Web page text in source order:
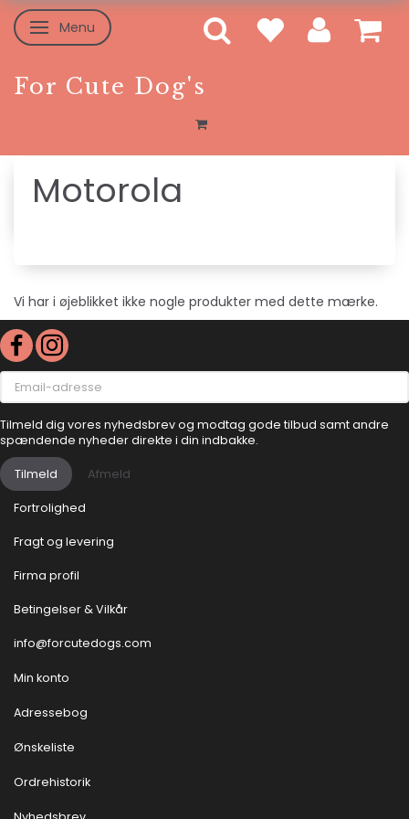
Skifte navigation
Menu
For Cute Dog's
Motorola
Vi har i øjeblikket ikke nogle produkter med dette mærke.
Email-
adresse
Tilmeld dig vores nyhedsbrev og modtag gode tilbud samt andre
spændende nyheder direkte i din indbakke.
Tilmeld Afmeld
Fortrolighed
Fragt og levering
Firma profil
Betingelser & Vilkår
info@forcutedogs.com
Min konto
Adressebog
Ønskeliste
Ordrehistorik